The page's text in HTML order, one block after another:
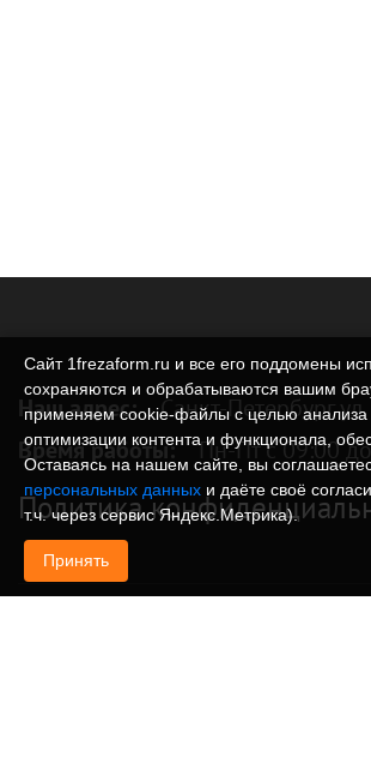
Наш адрес: Санкт-Петербург
Время работы: Пн-Пт с 09:00
Политика
Сайт 1frezaform.ru и все его поддомены
сохраняются и обрабатываются вашим
применяем cookie‑файлы с целью анализа
оптимизации контента и функционала,
Оставаясь на нашем сайте, вы
персональных данных и даёте своё
т.ч. через сервис Яндекс.Метрика).
Принять